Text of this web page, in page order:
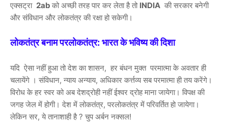
एक्सट्रा 2ab को अच्छी तरह पार कर लेता है तो INDIA की सरकार बनेगी
और संविधान और लोकतंत्र की रक्षा हो सकेगी।
लोकतंत्र बनाम परलोकतंत्र: भारत के भविष्य की दिशा
यदि ऐसा नहीं हुआ तो देश का शासन, हर बंधन मुक्त परमात्मा के अवतार ही
चलायेंगे । संविधान, न्याय अन्याय, अधिकार कर्त्तव्य सब परमात्मा ही तय करेंगे।
विरोध के हर स्वर को अब देशद्रोही नहीं ईश्वर द्रोह माना जायेगा। विपक्ष की
जगह जेल में होगी। देश में लोकतंत्र, परलोकतंत्र में परिवर्तित हो जायेगा।
लेकिन सर, ये तानाशाही है ? चुप अर्बन नक्सल!